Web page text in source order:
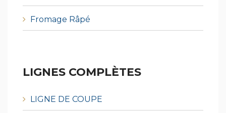
Fromage Râpé
LIGNES COMPLÈTES
LIGNE DE COUPE